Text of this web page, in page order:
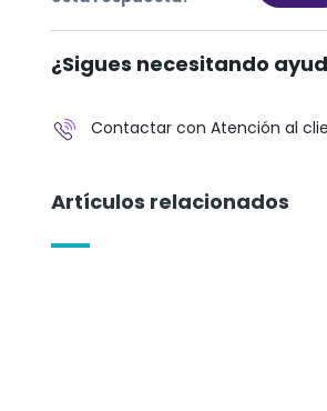
¿Sigues necesitando
Contactar con Atención al
Artículos relacionados